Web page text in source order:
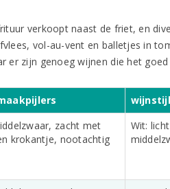
verkoopt naast de friet, en
vol-au-vent en balletjes in
er zijn genoeg wijnen die het
wijnstijl
zacht met
krokantje, nootachtig
Wit: